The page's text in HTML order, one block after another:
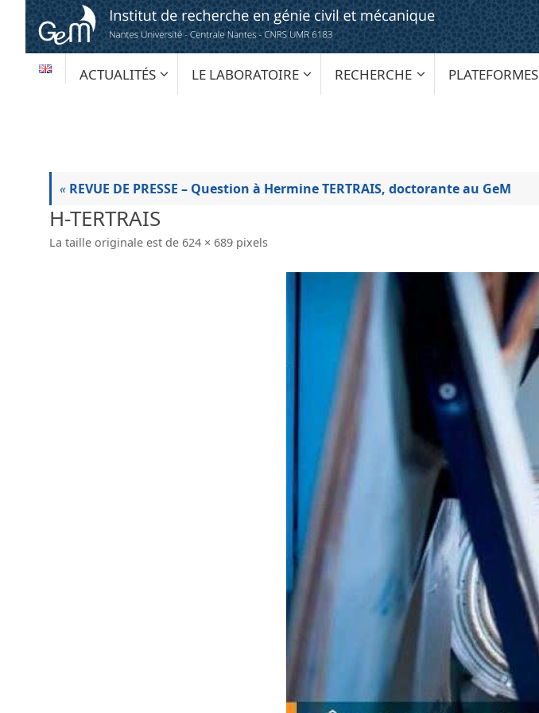
Passer
contenu
PASSER
AU
ACTUALITÉS LE LABORATOIRE RECHERCHE PLATEFORMES
« REVUE DE PRESSE – Question à Hermine TERTRAIS, doctorante au GeM
H-TERTRAIS
La taille originale est de 624 × 689 pixels